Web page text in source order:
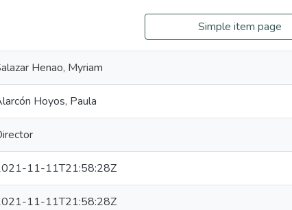
Simple item page
Henao, Myriam
Hoyos, Paula
11-11T21:58:28Z
11-11T21:58:28Z